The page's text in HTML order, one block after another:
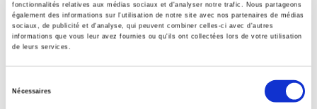
fonctionnalités relatives aux médias sociaux et d'analyser notre trafic. Nous partageons
également des informations sur l'utilisation de notre site avec nos partenaires de médias
sociaux, de publicité et d'analyse, qui peuvent combiner celles-ci avec d'autres
informations que vous leur avez fournies ou qu'ils ont collectées lors de votre utilisation
de leurs services.
Nécessaires
Language
French
Tags
Publisher Category